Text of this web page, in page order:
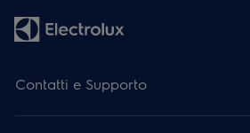
Contatti e Supporto